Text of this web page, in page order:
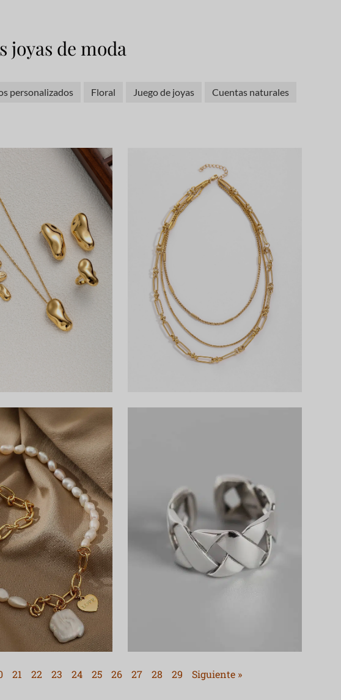
joyas de moda
personalizados Floral Juego de joyas Cuentas naturales
21 22 23 24 25 26 27 28 29 Siguiente »